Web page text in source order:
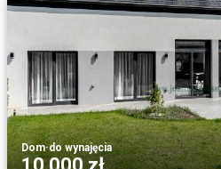
Dom·do wynajęcia